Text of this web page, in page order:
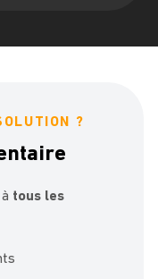
?
tous les